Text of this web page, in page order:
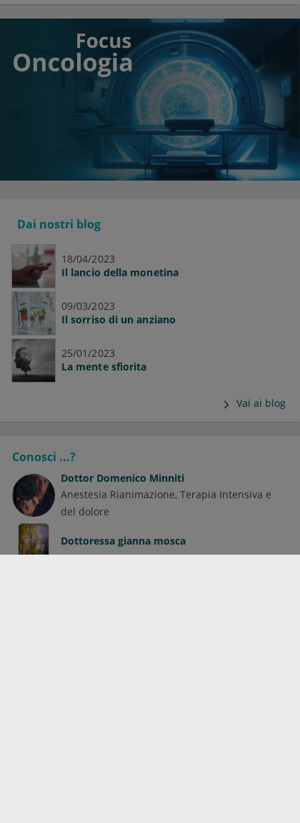
Dai nostri blog
18/04/2023
Il lancio della monetina
09/03/2023
Il sorriso di un anziano
25/01/2023
La mente sfiorita
Vai ai blog
Conosci ...?
Dottor Domenico Minniti
Anestesia Rianimazione, Terapia Intensiva e
del dolore
Dottoressa gianna mosca